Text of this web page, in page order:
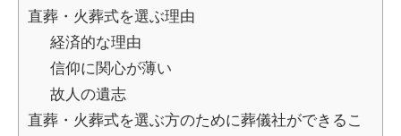
直葬・火葬式を選ぶ理由
経済的な理由
信仰に関心が薄い
故人の遺志
直葬・火葬式を選ぶ方のために葬儀社ができるこ